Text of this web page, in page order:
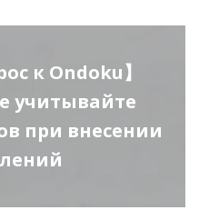
к Ondoku】
учитывайте
при внесении